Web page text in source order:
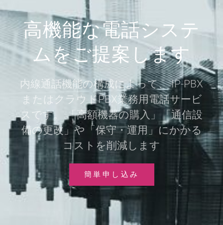
高機能な電話システ
ムをご提案します
内線通話機能の構成によって、 IP-PBX
またはクラウドPBX業務用電話サービ
スです。 「高額機器の購入」「通信設
備の更改」や「保守・運用」にかかる
コストを削減します
簡単申し込み